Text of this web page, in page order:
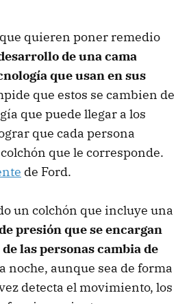
quieren poner remedio
de una cama
que usan en sus
que estos se cambien de
que puede llegar a los
que cada persona
que le corresponde.
de Ford.
un colchón que incluye una
presión que se encargan
las personas cambia de
noche, aunque sea de forma
detecta el movimiento, los